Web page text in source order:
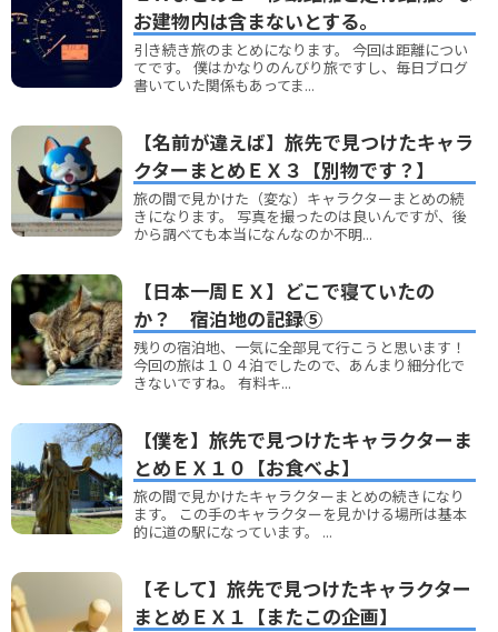
お建物内は含まないとする。
引き続き旅のまとめになります。 今回は距離につい
てです。 僕はかなりのんびり旅ですし、毎日ブログ
書いていた関係もあってま...
【名前が違えば】旅先で見つけたキャラ
クターまとめＥＸ３【別物です？】
旅の間で見かけた（変な）キャラクターまとめの続
きになります。 写真を撮ったのは良いんですが、後
から調べても本当になんなのか不明...
【日本一周ＥＸ】どこで寝ていたの
か？ 宿泊地の記録⑤
残りの宿泊地、一気に全部見て行こうと思います！
今回の旅は１０４泊でしたので、あんまり細分化で
きないですね。 有料キ...
【僕を】旅先で見つけたキャラクターま
とめＥＸ１０【お食べよ】
旅の間で見かけたキャラクターまとめの続きになり
ます。 この手のキャラクターを見かける場所は基本
的に道の駅になっています。 ...
【そして】旅先で見つけたキャラクター
まとめＥＸ１【またこの企画】